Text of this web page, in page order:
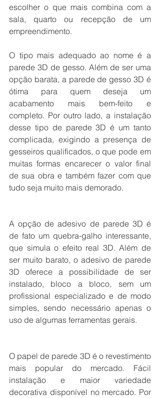
escolher o que mais combina com a
sala, quarto ou recepção de um
empreendimento.
O tipo mais adequado ao nome é a
parede 3D de gesso. Além de ser uma
opção barata, a parede de gesso 3D é
ótima para quem deseja um
acabamento mais bem-feito e
completo. Por outro lado, a instalação
desse tipo de parede 3D é um tanto
complicada, exigindo a presença de
gesseiros qualificados, o que pode em
muitas formas encarecer o valor final
de sua obra e também fazer com que
tudo seja muito mais demorado.
A opção de adesivo de parede 3D é
de fato um quebra-galho interessante,
que simula o efeito real 3D. Além de
ser muito barato, o adesivo de parede
3D oferece a possibilidade de ser
instalado, bloco a bloco, sem um
profissional especializado e de modo
simples, sendo necessário apenas o
uso de algumas ferramentas gerais.
O papel de parede 3D é o revestimento
mais popular do mercado. Fácil
instalação e maior variedade
decorativa disponível no mercado. Por